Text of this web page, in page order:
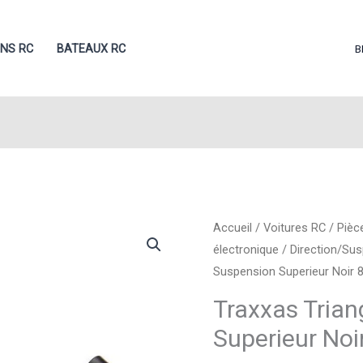
RC BATEAUX RC
Accueil /Voitures RC /
électronique /Direction/
Suspension Superieur Noir
Traxxas
Superieur